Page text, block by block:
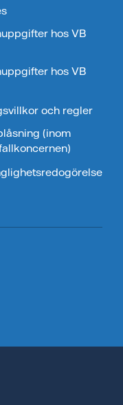
hos VB
hos VB
och regler
(inom
flik)
i ny flik)